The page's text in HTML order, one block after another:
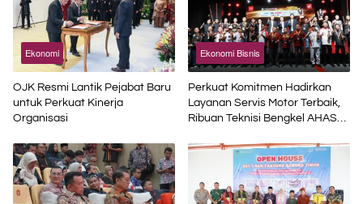
Ekonomi
OJK Resmi Lantik Pejabat Baru
untuk Perkuat Kinerja
Organisasi
Ekonomi Bisnis
Perkuat Komitmen Hadirkan
Layanan Servis Motor Terbaik,
Ribuan Teknisi Bengkel AHASS
Skill Contest